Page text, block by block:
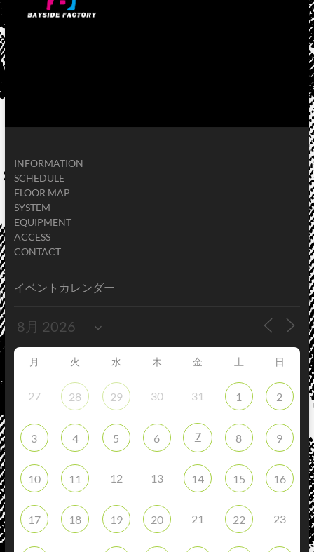
INFORMATION
SCHEDULE
FLOOR MAP
SYSTEM
EQUIPMENT
ACCESS
CONTACT
イベントカレンダー
月 火 水 木 金 土 日
27 28 29 30 31 1 2
3 4 5 6 7 8 9
10 11 12 13 14 15 16
17 18 19 20 21 22 23